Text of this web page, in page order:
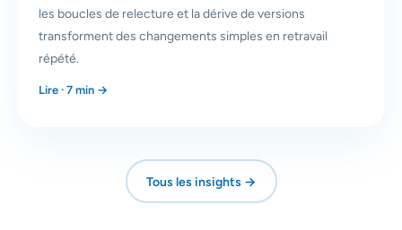
les boucles de relecture et la dérive de versions
transforment des changements simples en retravail
répété.
Lire · 7 min →
Tous les insights →